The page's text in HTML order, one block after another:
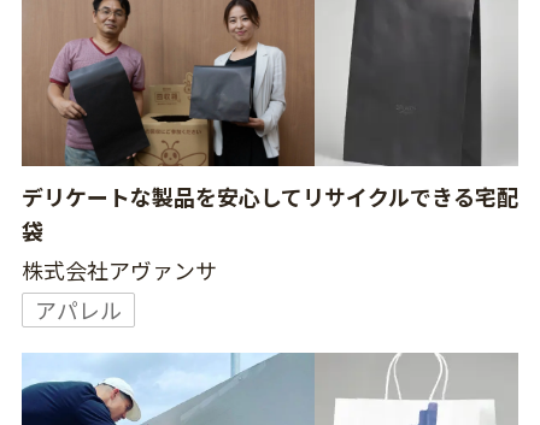
デリケートな製品を安心してリサイクルできる宅配
袋
株式会社アヴァンサ
アパレル